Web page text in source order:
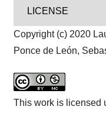
LICENSE
Copyright (c) 2020
Ponce de León,
This work is licensed